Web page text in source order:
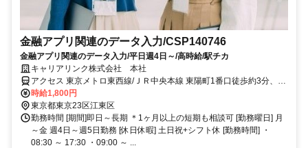
金融アプリ関連のデータ入力/CSP140746
金融アプリ関連のデータ入力/平日週4日～/高時給/駅チカ
キャリアリンク株式会社 本社
アクセス 東京メトロ東西線/ＪＲ中央本線 東陽町1番口徒歩約3分、東
京メトロ東西線/東葉高速線 木場1番口徒歩約14分、東京メトロ東西
線/ＪＲ中央本線 南砂町1番口徒歩約20分 東西線 東陽町駅 徒歩5分
時給1,800円
東京都東京23区江東区
勤務時間 [期間]即日～長期 ＊1ヶ月以上の短期も相談可 [勤務曜日] 月
～金 週4日～週5日勤務 [休日休暇] 土日祝+シフト休 [勤務時間] ・
08:30 ～ 17:30 ・09:00 ～ ...